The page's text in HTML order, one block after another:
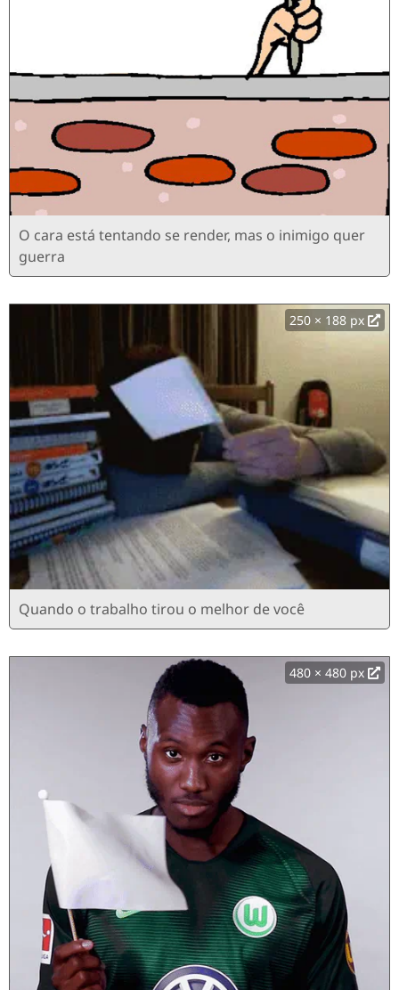
O cara está tentando se render, mas o inimigo quer
guerra
250 × 188 px
Quando o trabalho tirou o melhor de você
480 × 480 px